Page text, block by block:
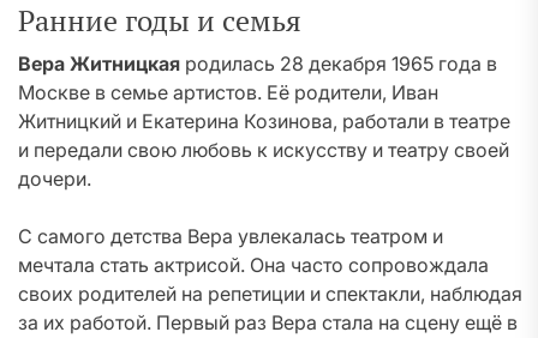
Ранние годы и семья
Вера Житницкая родилась 28 декабря 1965 года в
Москве в семье артистов. Её родители, Иван
Житницкий и Екатерина Козинова, работали в театре
и передали свою любовь к искусству и театру своей
дочери.
С самого детства Вера увлекалась театром и
мечтала стать актрисой. Она часто сопровождала
своих родителей на репетиции и спектакли, наблюдая
за их работой. Первый раз Вера стала на сцену ещё в